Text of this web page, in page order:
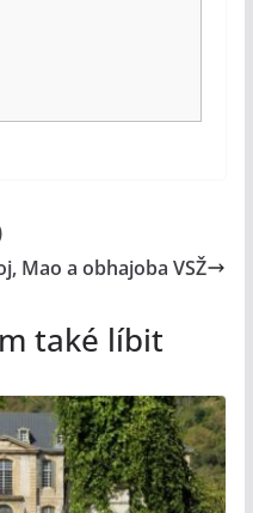
Mao a obhajoba VSŽ
také líbit